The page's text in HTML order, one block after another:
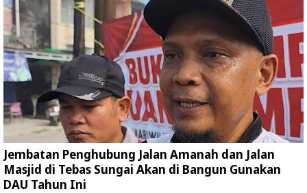
Jembatan Penghubung Jalan Amanah dan Jalan
Masjid di Tebas Sungai Akan di Bangun Gunakan
DAU Tahun Ini